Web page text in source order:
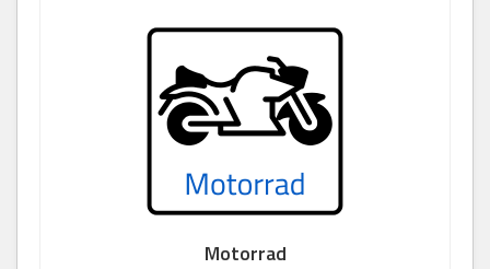
Motorrad